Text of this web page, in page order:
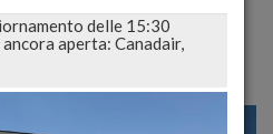
truffedelle 15:30
aperta: Canadair,